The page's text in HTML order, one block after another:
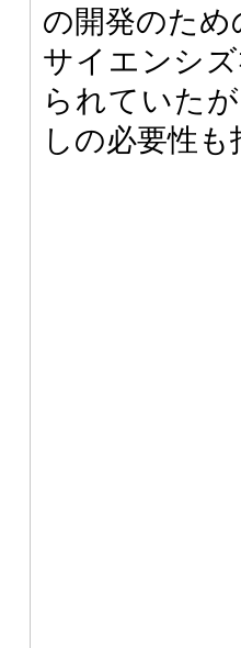
の開発のた
サイエンシ
られていた
しの必要性も